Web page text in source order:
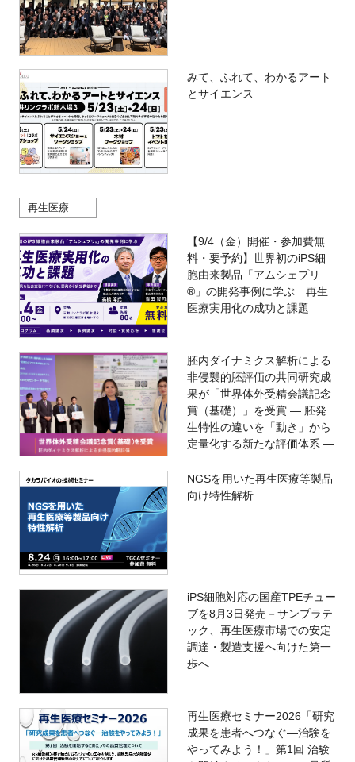
みて、ふれて、わかるアート
とサイエンス
再生医療
【9/4（金）開催・参加費無
料・要予約】世界初のiPS細
胞由来製品「アムシェプリ
®」の開発事例に学ぶ 再生
医療実用化の成功と課題
胚内ダイナミクス解析による
非侵襲的胚評価の共同研究成
果が「世界体外受精会議記念
賞（基礎）」を受賞 ― 胚発
生特性の違いを「動き」から
定量化する新たな評価体系 ―
NGSを用いた再生医療等製品
向け特性解析
iPS細胞対応の国産TPEチュー
ブを8月3日発売－サンプラテ
ック、再生医療市場での安定
調達・製造支援へ向けた第一
歩へ
再生医療セミナー2026「研究
成果を患者へつなぐ―治験を
やってみよう！」第1回 治験